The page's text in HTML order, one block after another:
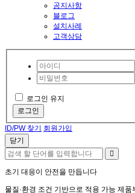
공지사항
블로그
설치사례
고객상담
로그인 유지
로그인
ID/PW 찾기
회원가입
닫기
초기 대응이 안전을 만듭니다
물질·환경 조건 기반으로 적용 가능 제